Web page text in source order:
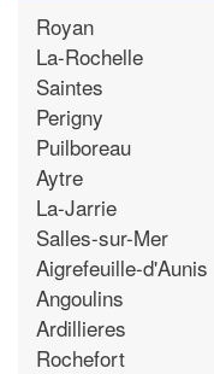
Royan
La-Rochelle
Saintes
Perigny
Puilboreau
Aytre
La-Jarrie
Salles-sur-Mer
Aigrefeuille-d'Aunis
Angoulins
Ardillieres
Rochefort